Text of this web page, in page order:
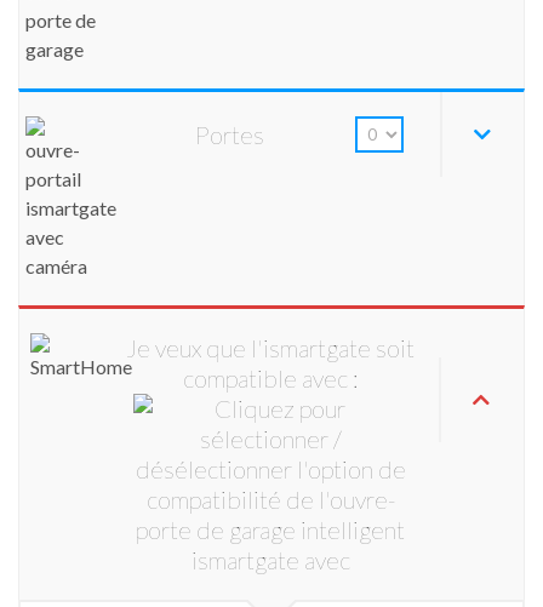
Portes
Je veux que l'ismartgate soit
compatible avec :